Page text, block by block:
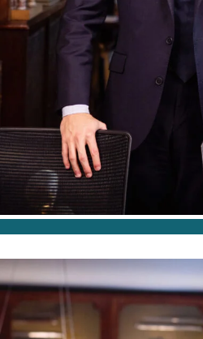
ABOGADO
Álvaro Tojo Ledo